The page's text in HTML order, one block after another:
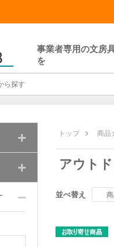
事業者専用の文房
を
トップ 商品
アウト
並べ替え